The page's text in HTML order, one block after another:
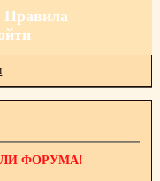
Правила
ФОРУМА!